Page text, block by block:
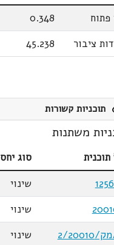
פתוח
0.348
ציבור 45.238
תוכניות קשורות
משתנות
סוג יחס
שינוי
שינוי
20010
שינוי